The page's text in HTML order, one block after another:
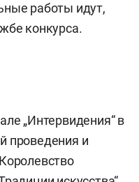
работы идут,
конкурса.
„Интервидения“ в
проведения и